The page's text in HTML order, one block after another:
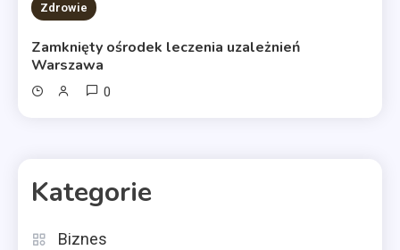
Zdrowie
Zamknięty ośrodek leczenia uzależnień
Warszawa
0
Kategorie
Biznes